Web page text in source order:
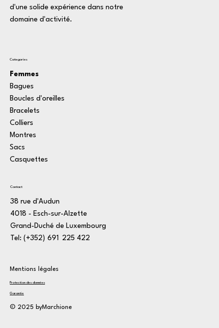
d'une solide expérience dans notre
domaine d'activité.
Categories
Femmes
Bagues
Boucles d'oreilles
Bracelets
Colliers
Montres
Sacs
Casquettes
Contact
38 rue d'Audun
4018 - Esch-sur-Alzette
Grand-Duché de Luxembourg
Tel: (+352) 691 225 422
Mentions légales
Garantie
Protection des données
© 2025 byMarchione